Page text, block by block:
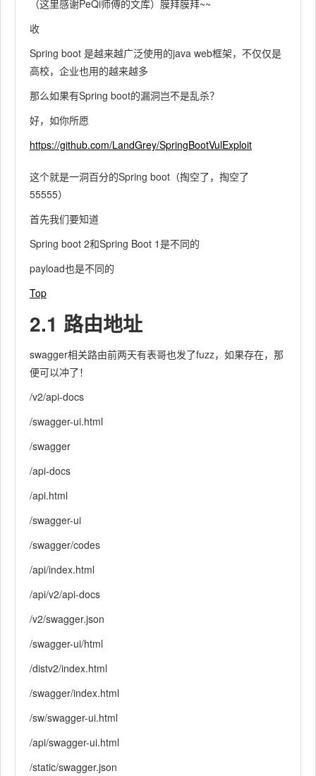
（这里感谢PeQi师傅的文库）膜拜膜拜~~
收
Spring boot 是越来越广泛使用的java web框架，不仅仅是
高校，企业也用的越来越多
那么如果有Spring boot的漏洞岂不是乱杀？
好，如你所愿
https://github.com/LandGrey/SpringBootVulExploit
这个就是一洞百分的Spring boot（掏空了，掏空了
55555）
首先我们要知道
Spring boot 2和Spring Boot 1是不同的
payload也是不同的
Top
2.1 路由地址
swagger相关路由前两天有表哥也发了fuzz，如果存在，那
便可以冲了！
/v2/api-docs
/swagger-ui.html
/swagger
/api-docs
/api.html
/swagger-ui
/swagger/codes
/api/index.html
/api/v2/api-docs
/v2/swagger.json
/swagger-ui/html
/distv2/index.html
/swagger/index.html
/sw/swagger-ui.html
/api/swagger-ui.html
/static/swagger.json